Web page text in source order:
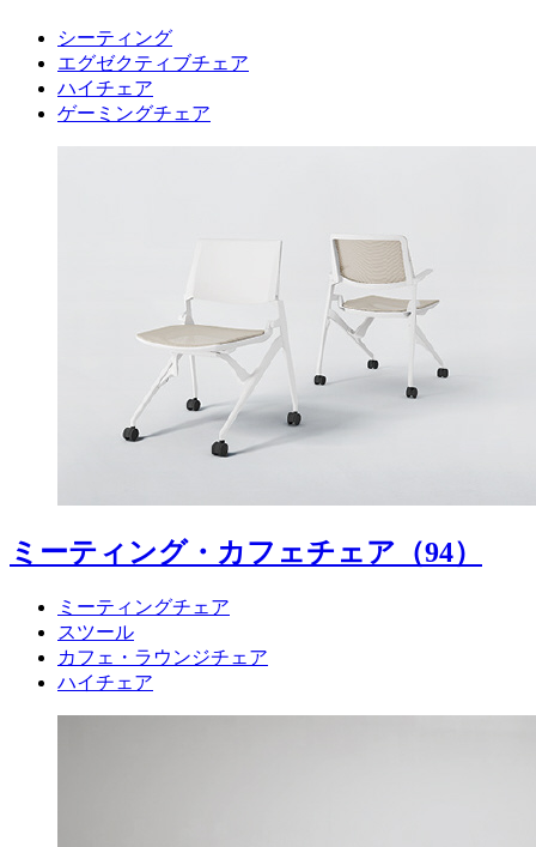
シーティング
エグゼクティブチェア
ハイチェア
ゲーミングチェア
ミーティング・カフェチェア （94）
ミーティングチェア
スツール
カフェ・ラウンジチェア
ハイチェア